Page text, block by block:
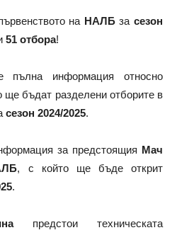
на НАЛБза сезон
51 отбора!
пълна информация относно
ще бъдат разделени отборите в
сезон 2024/2025.
за предстоящия Мач
, с който ще бъде открит
.
предстои техническата